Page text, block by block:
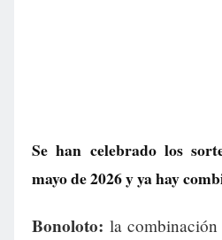
Se han celebrado los
mayo de 2026 y ya hay
Bonoloto: la combinación